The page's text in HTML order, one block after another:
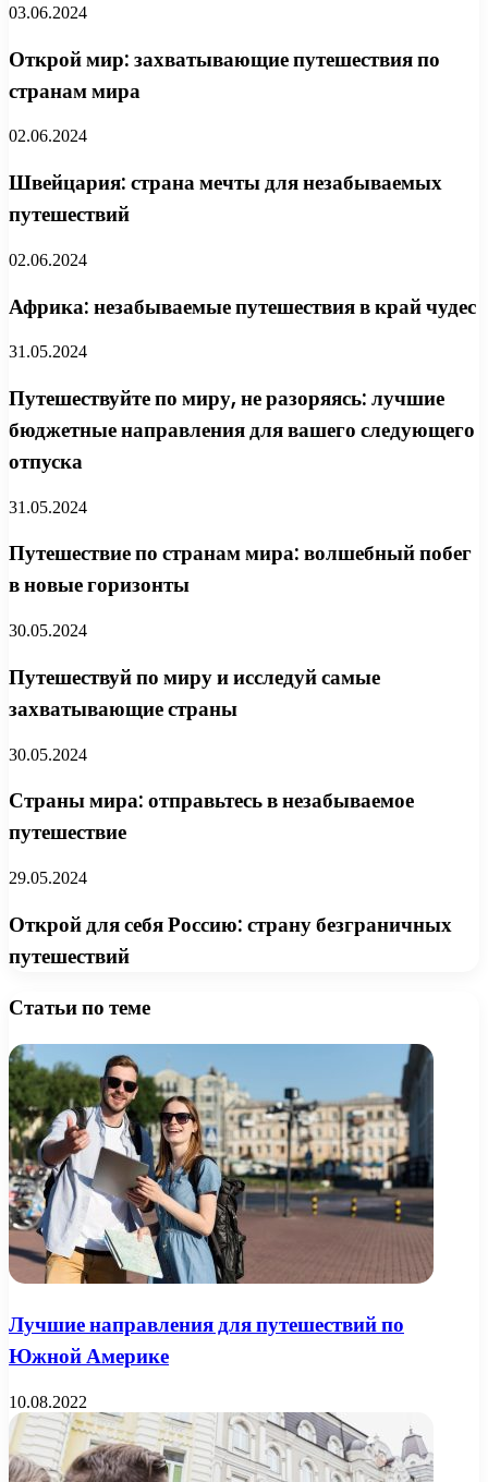
03.06.2024
Открой мир: захватывающие путешествия по
странам мира
02.06.2024
Швейцария: страна мечты для незабываемых
путешествий
02.06.2024
Африка: незабываемые путешествия в край чудес
31.05.2024
Путешествуйте по миру, не разоряясь: лучшие
бюджетные направления для вашего следующего
отпуска
31.05.2024
Путешествие по странам мира: волшебный побег
в новые горизонты
30.05.2024
Путешествуй по миру и исследуй самые
захватывающие страны
30.05.2024
Страны мира: отправьтесь в незабываемое
путешествие
29.05.2024
Открой для себя Россию: страну безграничных
путешествий
Статьи по теме
Лучшие направления для путешествий по
Южной Америке
10.08.2022